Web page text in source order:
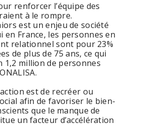
renforcer l’équipe des
à le rompre.
est un enjeu de société
en France, les personnes en
relationnel sont pour 23%
de plus de 75 ans, ce qui
1,2 million de personnes
est de recréer ou
afin de favoriser le bien-
que le manque de
un facteur d’accélération